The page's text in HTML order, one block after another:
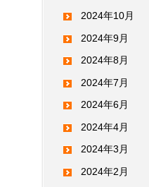
2024年10月
2024年9月
2024年8月
2024年7月
2024年6月
2024年4月
2024年3月
2024年2月